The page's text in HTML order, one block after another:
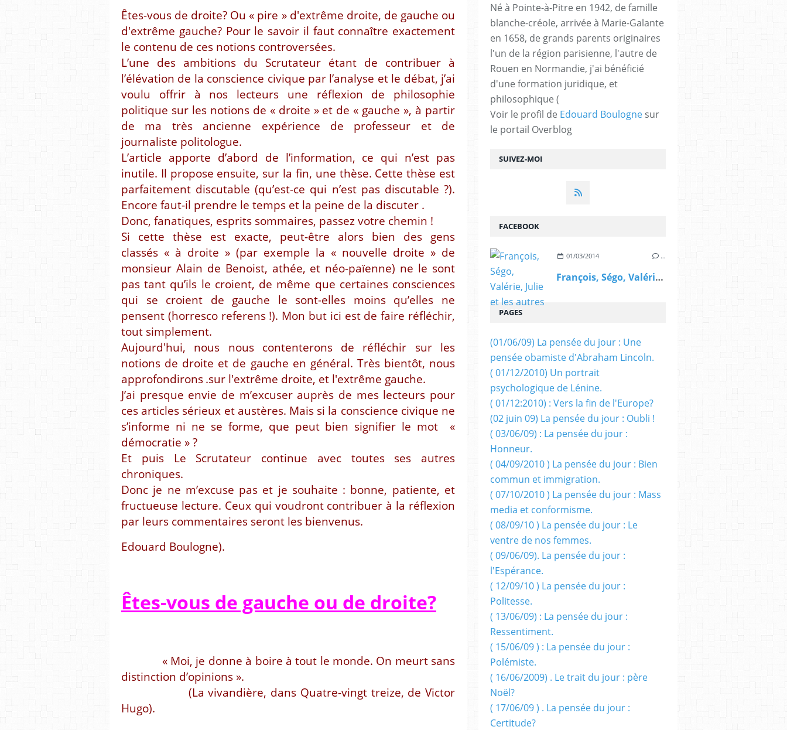
Êtes-vous de droite? Ou « pire » d'extrême droite, de gauche ou
d'extrême gauche? Pour le savoir il faut connaître exactement
le contenu de ces notions controversées.
L’une des ambitions du Scrutateur étant de contribuer à
l’élévation de la conscience civique par l’analyse et le débat, j’ai
voulu offrir à nos lecteurs une réflexion de philosophie
politique sur les notions de « droite » et de « gauche », à partir
de ma très ancienne expérience de professeur et de
journaliste politologue.
L’article apporte d’abord de l’information, ce qui n’est pas
inutile. Il propose ensuite, sur la fin, une thèse. Cette thèse est
parfaitement discutable (qu’est-ce qui n’est pas discutable ?).
Encore faut-il prendre le temps et la peine de la discuter .
Donc, fanatiques, esprits sommaires, passez votre chemin !
Si cette thèse est exacte, peut-être alors bien des gens
classés « à droite » (par exemple la « nouvelle droite » de
monsieur Alain de Benoist, athée, et néo-païenne) ne le sont
pas tant qu’ils le croient, de même que certaines consciences
qui se croient de gauche le sont-elles moins qu’elles ne
pensent (horresco referens !). Mon but ici est de faire réfléchir,
tout simplement.
Aujourd'hui, nous nous contenterons de réfléchir sur les
notions de droite et de gauche en général. Très bientôt, nous
approfondirons .sur l'extrême droite, et l'extrême gauche.
J’ai presque envie de m’excuser auprès de mes lecteurs pour
ces articles sérieux et austères. Mais si la conscience civique ne
s’informe ni ne se forme, que peut bien signifier le mot «
démocratie » ?
Et puis Le Scrutateur continue avec toutes ses autres
chroniques.
Donc je ne m’excuse pas et je souhaite : bonne, patiente, et
fructueuse lecture. Ceux qui voudront contribuer à la réflexion
par leurs commentaires seront les bienvenus.
Edouard Boulogne).
Êtes-vous de gauche ou de droite?
« Moi, je donne à boire à tout le monde. On meurt sans
distinction d’opinions ».
(La vivandière, dans Quatre-vingt treize, de Victor
Hugo).
SUIVEZ-MOI
Né à Pointe-à-Pitre en 1942, de famille
blanche-créole, arrivée à Marie-Galante
en 1658, de grands parents originaires
l'un de la région parisienne, l'autre de
Rouen en Normandie, j'ai bénéficié
d'une formation juridique, et
philosophique (
Voir le profil de Edouard Boulogne sur
le portail Overblog
FACEBOOK
01/03/2014 …
François, Ségo, Valérie, Julie et les autres
PAGES
(01/06/09) La pensée du jour : Une
pensée obamiste d'Abraham Lincoln.
( 01/12/2010) Un portrait
psychologique de Lénine.
( 01/12:2010) : Vers la fin de l'Europe?
(02 juin 09) La pensée du jour : Oubli !
( 03/06/09) : La pensée du jour :
Honneur.
( 04/09/2010 ) La pensée du jour : Bien
commun et immigration.
( 07/10/2010 ) La pensée du jour : Mass
media et conformisme.
( 08/09/10 ) La pensée du jour : Le
ventre de nos femmes.
( 09/06/09). La pensée du jour :
l'Espérance.
( 12/09/10 ) La pensée du jour :
Politesse.
( 13/06/09) : La pensée du jour :
Ressentiment.
( 15/06/09 ) : La pensée du jour :
Polémiste.
( 16/06/2009) . Le trait du jour : père
Noël?
( 17/06/09 ) . La pensée du jour :
Certitude?